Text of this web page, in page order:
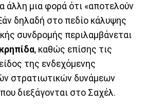
άλλη μια φορά ότι «αποτελούν
δηλαδή στο πεδίο κάλυψης
συνδρομής περιλαμβάνεται
, καθώς επίσης τις
της ενδεχόμενης
στρατιωτικών δυνάμεων
διεξάγονται στο Σαχέλ.